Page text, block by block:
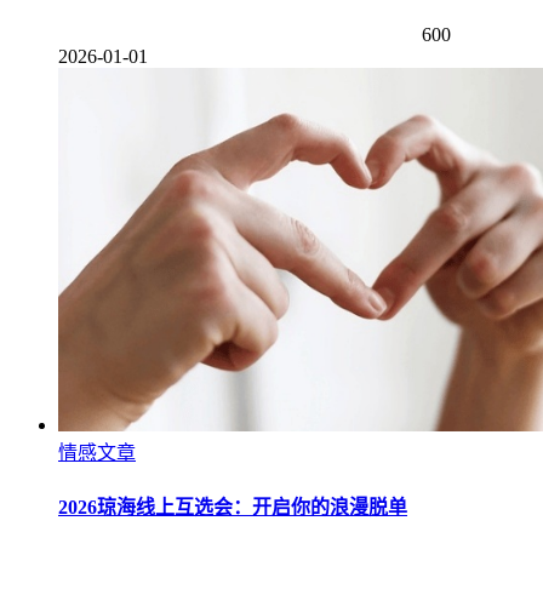
600
2026-01-01
情感文章
2026琼海线上互选会：开启你的浪漫脱单